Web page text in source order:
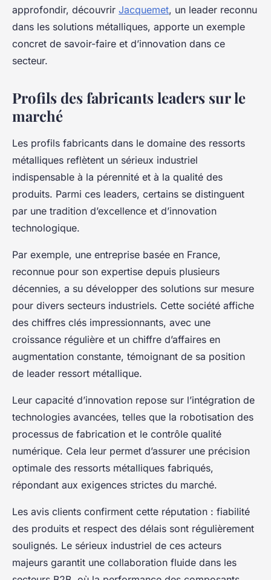
approfondir, découvrir Jacquemet, un leader reconnu
dans les solutions métalliques, apporte un exemple
concret de savoir-faire et d’innovation dans ce
secteur.
Profils des fabricants leaders sur le
marché
Les profils fabricants dans le domaine des ressorts
métalliques reflètent un sérieux industriel
indispensable à la pérennité et à la qualité des
produits. Parmi ces leaders, certains se distinguent
par une tradition d’excellence et d’innovation
technologique.
Par exemple, une entreprise basée en France,
reconnue pour son expertise depuis plusieurs
décennies, a su développer des solutions sur mesure
pour divers secteurs industriels. Cette société affiche
des chiffres clés impressionnants, avec une
croissance régulière et un chiffre d’affaires en
augmentation constante, témoignant de sa position
de leader ressort métallique.
Leur capacité d’innovation repose sur l’intégration de
technologies avancées, telles que la robotisation des
processus de fabrication et le contrôle qualité
numérique. Cela leur permet d’assurer une précision
optimale des ressorts métalliques fabriqués,
répondant aux exigences strictes du marché.
Les avis clients confirment cette réputation : fiabilité
des produits et respect des délais sont régulièrement
soulignés. Le sérieux industriel de ces acteurs
majeurs garantit une collaboration fluide dans les